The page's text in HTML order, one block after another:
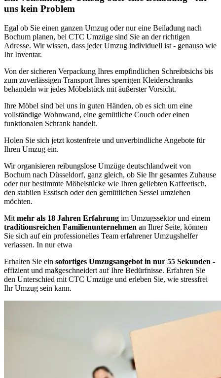
uns kein Problem
Egal ob Sie einen ganzen Umzug oder nur eine Beiladung nach
Bochum planen, bei CTC Umzüge sind Sie an der richtigen
Adresse. Wir wissen, dass jeder Umzug individuell ist - genauso wie
Ihr Inventar.
Von der sicheren Verpackung Ihres empfindlichen Schreibtsichs bis
zum zuverlässigen Transport Ihres sperrigen Kleiderschranks
behandeln wir jedes Möbelstück mit äußerster Vorsicht.
Ihre Möbel sind bei uns in guten Händen, ob es sich um eine
vollständige Wohnwand, eine gemütliche Couch oder einen
funktionalen Schrank handelt.
Holen Sie sich jetzt kostenfreie und unverbindliche Angebote für
Ihren Umzug ein.
Wir organisieren reibungslose Umzüge deutschlandweit von
Bochum nach Düsseldorf, ganz gleich, ob Sie Ihr gesamtes Zuhause
oder nur bestimmte Möbelstücke wie Ihren geliebten Kaffeetisch,
den stabilen Esstisch oder den gemütlichen Sessel umziehen
möchten.
Mit mehr als 18 Jahren Erfahrung im Umzugssektor und einem
traditionsreichen Familienunternehmen an Ihrer Seite, können
Sie sich auf ein professionelles Team erfahrener Umzugshelfer
verlassen. In nur etwa
Erhalten Sie ein sofortiges Umzugsangebot in nur 55 Sekunden -
effizient und maßgeschneidert auf Ihre Bedürfnisse. Erfahren Sie
den Unterschied mit CTC Umzüge und erleben Sie, wie stressfrei
Ihr Umzug sein kann.